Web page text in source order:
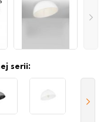
serii: